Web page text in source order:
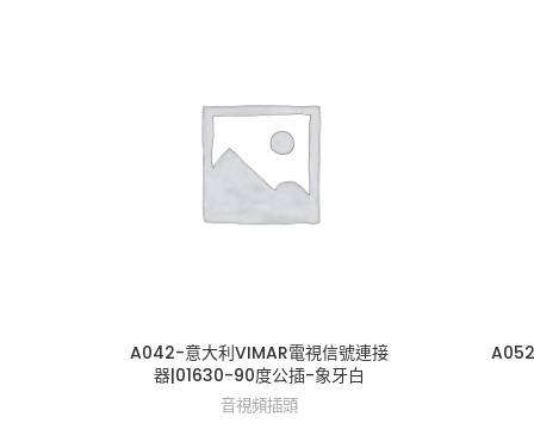
A042-意大利VIMAR電視信號連接
器|01630-90度公插-象牙白
音視頻插頭